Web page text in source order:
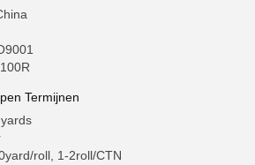
Termijnen
roll, 1-2roll/CTN